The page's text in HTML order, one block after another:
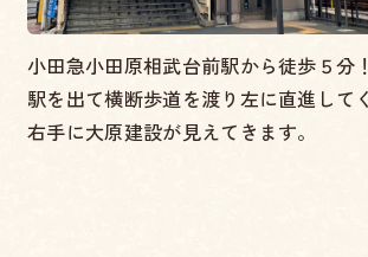
小田急小田原相武台前駅から徒歩５分！
駅を出て横断歩道を渡り左に直進して
右手に大原建設が見えてきます。